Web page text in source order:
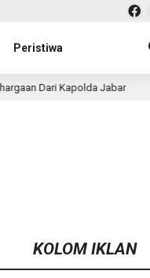
Peristiwa
37 menit lalu Bekuk
KOLOM IKLAN